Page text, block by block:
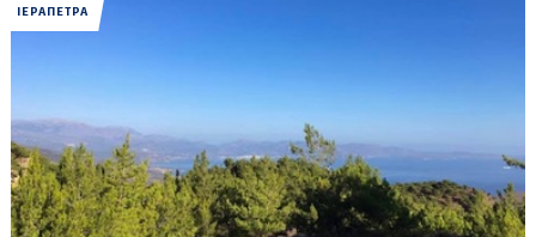
ΙΕΡΑΠΕΤΡΑ